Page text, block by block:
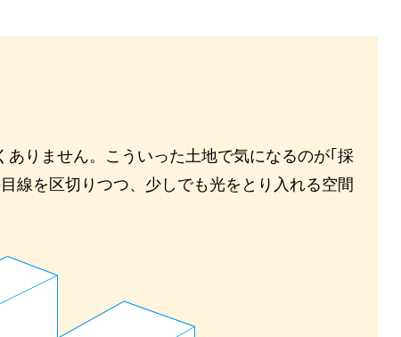
りません。こういった土地で気になるのが｢採
線を区切りつつ、少しでも光をとり入れる空間